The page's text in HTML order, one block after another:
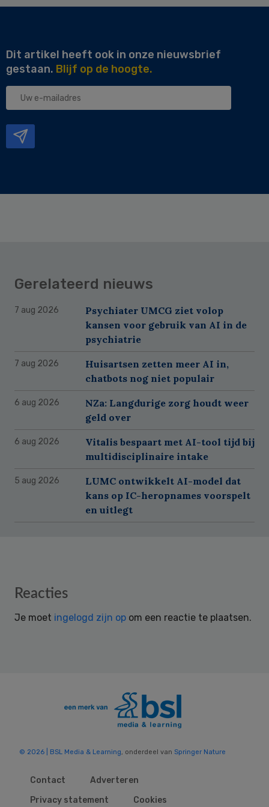
Dit artikel heeft ook in onze nieuwsbrief
gestaan. Blijf op de hoogte.
Uw
Gerelateerd nieuws
7 aug 2026
Psychiater UMCG ziet volop
kansen voor gebruik van AI in de
psychiatrie
7 aug 2026
Huisartsen zetten meer AI in,
chatbots nog niet populair
6 aug 2026
NZa: Langdurige zorg houdt weer
geld over
6 aug 2026
Vitalis bespaart met AI-tool tijd bij
multidisciplinaire intake
5 aug 2026
LUMC ontwikkelt AI-model dat
kans op IC-heropnames voorspelt
en uitlegt
Reader
Reacties
Je moet ingelogd zijn op om een reactie te plaatsen.
© 2026 | BSL Media & Learning, onderdeel van Springer Nature
Contact
Adverteren
Privacy statement
Cookies